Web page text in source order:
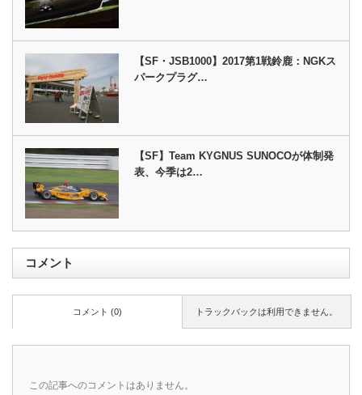
【SF・JSB1000】2017第1戦鈴鹿：NGKス
パークプラグ…
【SF】Team KYGNUS SUNOCOが体制発
表、今季は2…
コメント
トラックバックは利用できません。
コメント (0)
この記事へのコメントはありません。